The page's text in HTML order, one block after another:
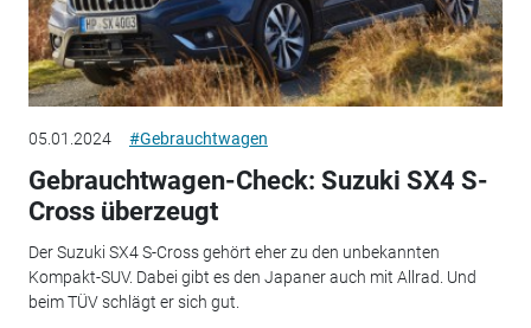
05.01.2024 #Gebrauchtwagen
Gebrauchtwagen-Check: Suzuki SX4 S-
Cross überzeugt
Der Suzuki SX4 S-Cross gehört eher zu den unbekannten
Kompakt-SUV. Dabei gibt es den Japaner auch mit Allrad. Und
beim TÜV schlägt er sich gut.